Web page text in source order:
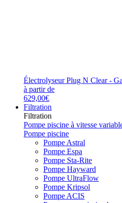
Électrolyseur Plug N Clear -
à partir de
629,00€
Filtration
Filtration
Pompe piscine à vitesse
Pompe piscine
Pompe Astral
Pompe Espa
Pompe Sta-Rite
Pompe Hayward
Pompe UltraFlow
Pompe Kripsol
Pompe ACIS